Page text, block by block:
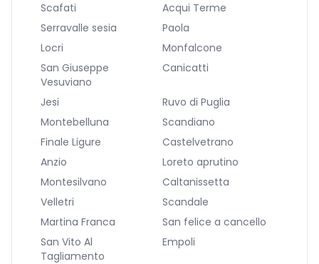
Scafati
Acqui Terme
Serravalle sesia
Paola
Locri
Monfalcone
San Giuseppe
Vesuviano
Canicatti
Jesi
Ruvo di Puglia
Montebelluna
Scandiano
Finale Ligure
Castelvetrano
Anzio
Loreto aprutino
Montesilvano
Caltanissetta
Velletri
Scandale
Martina Franca
San felice a cancello
San Vito Al
Tagliamento
Empoli